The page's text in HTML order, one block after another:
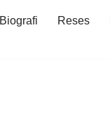
Biografi Reses